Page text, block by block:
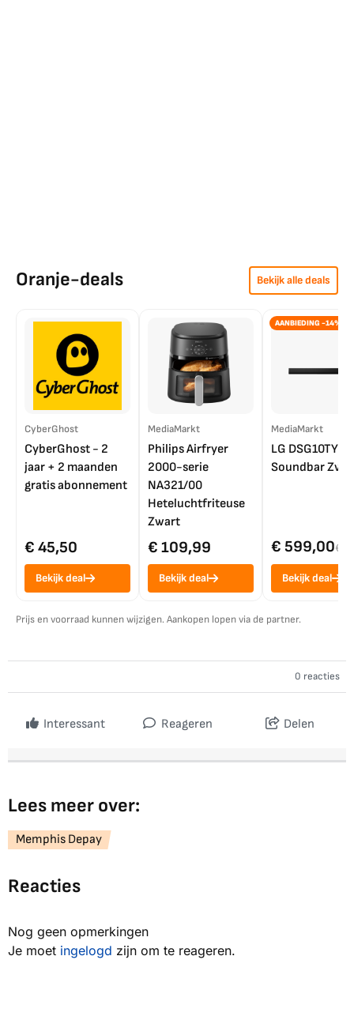
Oranje-deals Bekijk alle deals
CyberGhost
CyberGhost - 2
jaar + 2 maanden
gratis abonnement
€ 45,50
Bekijk deal
MediaMarkt
Philips Airfryer
2000-serie
NA321/00
Heteluchtfriteuse
Zwart
€ 109,99
Bekijk deal
AANBIEDING -14%
MediaMarkt
LG DSG10TY
Soundbar
€ 599,00€
Bekijk deal
Prijs en voorraad kunnen wijzigen. Aankopen lopen via de partner.
0 reacties
Interessant Reageren Delen
Lees meer over:
Memphis Depay
Reacties
Nog geen opmerkingen
Je moet ingelogd zijn om te reageren.